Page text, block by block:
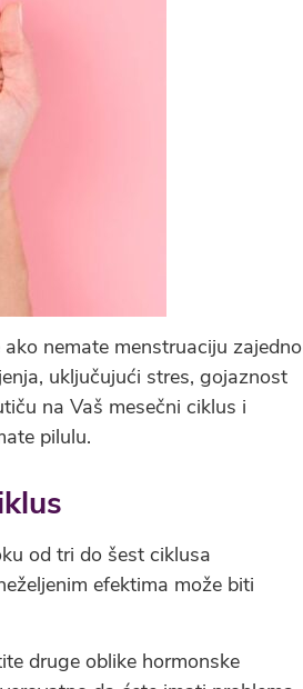
nemate menstruaciju zajedno
uključujući stres, gojaznost
na Vaš mesečni ciklus i
pilulu.
od tri do šest ciklusa
efektima može biti
druge oblike hormonske